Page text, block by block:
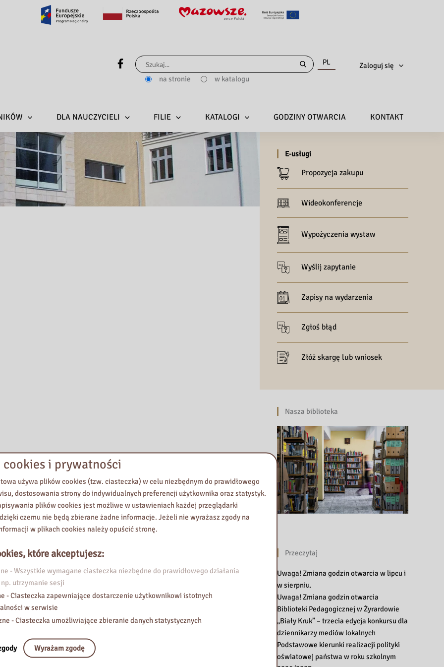
Szukaj
dla:
na stronie w katalogu
PL Zaloguj się
DLA NAUCZYCIELI FILIE KATALOGI GODZINY OTWARCIA KONTAKT
E-usługi
Propozycja zakupu
Wideokonferencje
Wypożyczenia wystaw
Wyślij zapytanie
Zapisy na wydarzenia
Zgłoś błąd
Złóż skargę lub wniosek
Nasza biblioteka
Przeczytaj
Uwaga! Zmiana godzin otwarcia w lipcu i
w sierpniu.
Uwaga! Zmiana godzin otwarcia
Biblioteki Pedagogicznej w Żyrardowie
„Biały Kruk” – trzecia edycja konkursu dla
dziennikarzy mediów lokalnych
Podstawowe kierunki realizacji polityki
oświatowej państwa w roku szkolnym
i prywatności
używa plików cookies (tzw. ciasteczka) w celu niezbędnym do prawidłowego
dostosowania strony do indywidualnych preferencji użytkownika oraz statystyk.
plików cookies jest możliwe w ustawieniach każdej przeglądarki
czemu nie będą zbierane żadne informacje. Jeżeli nie wyrażasz zgody na
w plikach cookies należy opuścić stronę.
które akceptujesz:
- Wszystkie wymagane ciasteczka niezbędne do prawidłowego działania
utrzymanie sesji
- Ciasteczka zapewniające dostarczenie użytkownikowi istotnych
w serwisie
- Ciasteczka umożliwiające zbieranie danych statystycznych
Wyrażam zgodę